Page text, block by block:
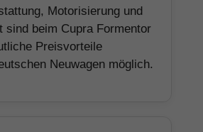
Motorisierung und
sind beim Cupra Formentor
Preisvorteile
Neuwagen möglich.